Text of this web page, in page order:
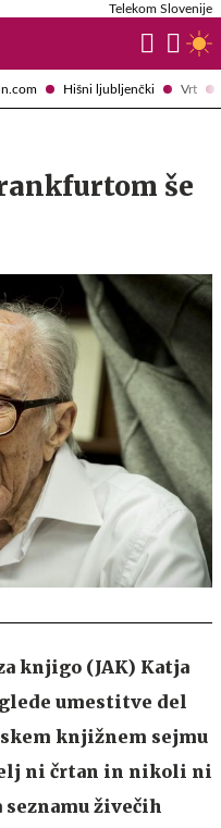
Hišni ljubljenčki Vrt
Telekom Slovenije
še
knjigo (JAK) Katja
umestitve del
knjižnem sejmu
ni črtan in nikoli ni
živečih